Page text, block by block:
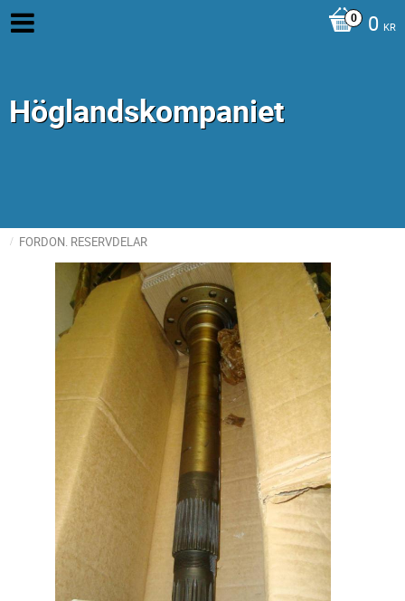
0 KR
Höglandskompaniet
FORDON. RESERVDELAR